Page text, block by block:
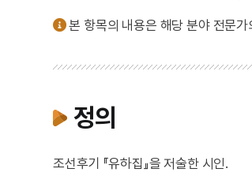
본 항목의 내용은 해당 분야 전문
정의
조선후기 『유하집』을 저술한 시인.